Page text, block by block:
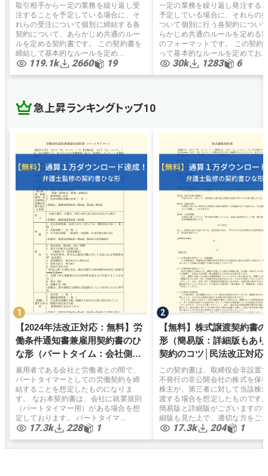
取引相手から一定の業務を繰り返し受
注することを予定している場合に、そ
れらの受注について個別に締結する各
契約について、あらかじめ共通のルー
ルを定める契約書です。 この契約書を
締結して基本的なルールを定め...
119.1k 2660 19
一定の業務を繰り返し発注する
予定している場合に、それらの
ついて個別に行う各契約につい
らかじめ共通のルールを定める
のフォーマットです。 この契約
って基本的なルールを定めてお...
30k 1283 6
急上昇ランキングトップ10
【2024年法改正対応：無料】労
働条件通知書兼雇用契約書のひ
な形（パートタイム：会社側有
利）弁護士監修
雇用者である会社と労働者との間で、
パートタイマーとしての労働契約を締
結することを想定したものになりま
す。 なお本契約書は、会社に就業規則
（パートタイマー用）がある場合を想
定しております。 パートタイマ...
17.3k 228 1
【無料】株式譲渡契約書
形（簡易版：詳細版もあ
契約のコツ│民法改正対応
この契約書は、取締役会非設置
不発行の非公開会社の株式を保
株主が、第三者に対して当該株
渡する場合を想定したものです
簡易版と詳細版がございますの
細版も見た上で、適切な方をご...
17.3k 204 1